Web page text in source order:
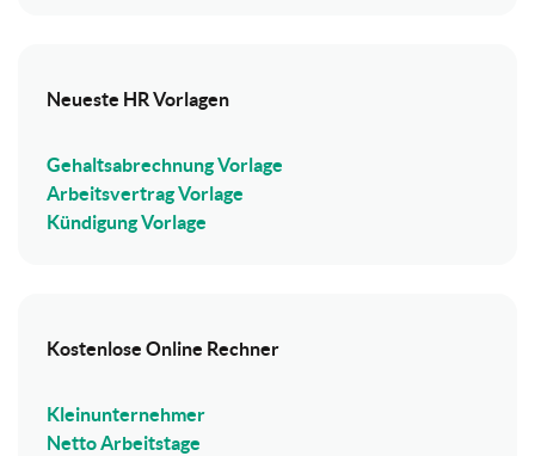
Neueste HR Vorlagen
Gehaltsabrechnung Vorlage
Arbeitsvertrag Vorlage
Kündigung Vorlage
Kostenlose Online Rechner
Kleinunternehmer
Netto Arbeitstage